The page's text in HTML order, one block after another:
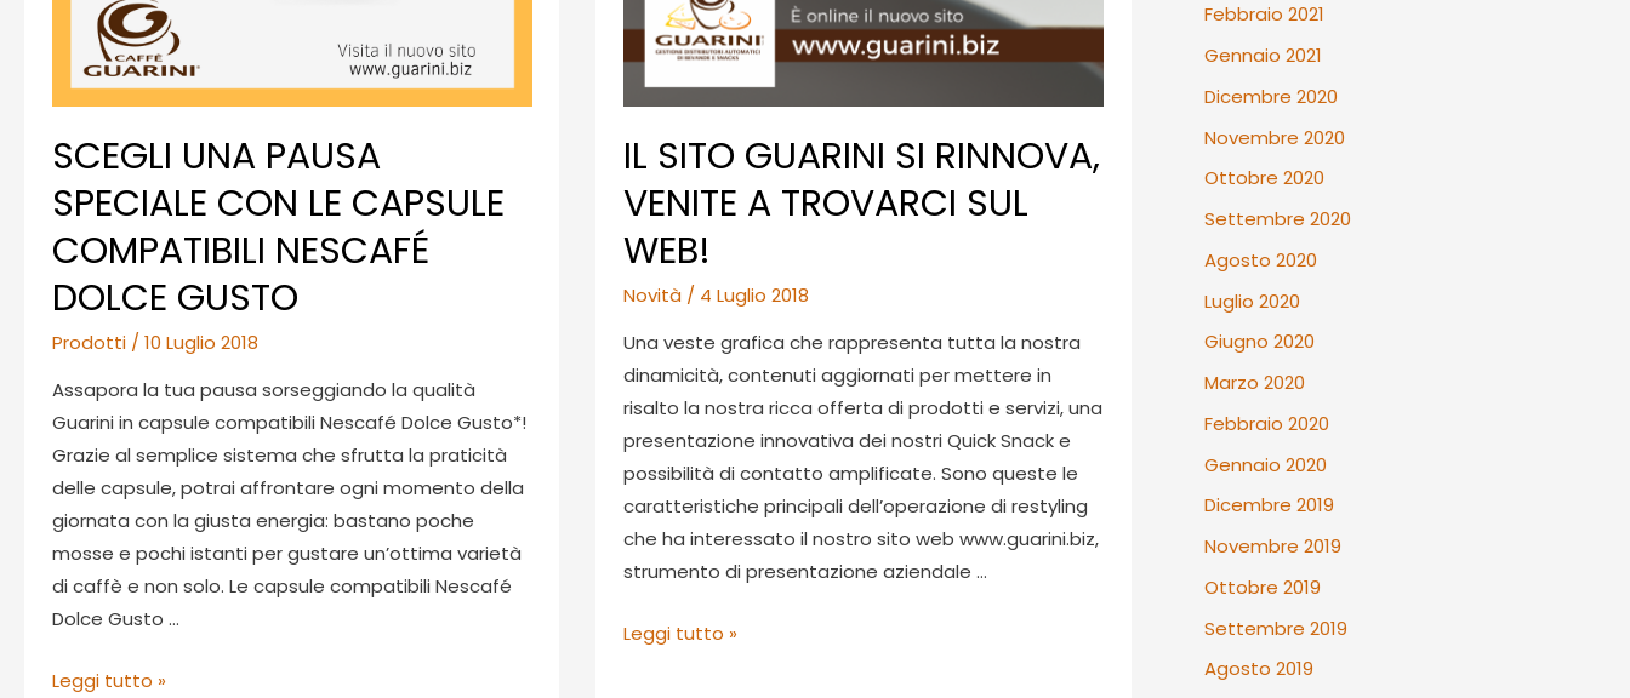
SCEGLI UNA PAUSA
SPECIALE CON LE CAPSULE
COMPATIBILI NESCAFÉ
DOLCE GUSTO
Prodotti/ 10 Luglio 2018
Assapora la tua pausa sorseggiando la qualità
Guarini in capsule compatibili Nescafé Dolce Gusto*!
Grazie al semplice sistema che sfrutta la praticità
delle capsule, potrai affrontare ogni momento della
giornata con la giusta energia: bastano poche
mosse e pochi istanti per gustare un’ottima varietà
di caffè e non solo. Le capsule compatibili Nescafé
Dolce Gusto …
SCEGLI
Leggi tutto »
IL SITO GUARINI SI RINNOVA,
VENITE A TROVARCI SUL
WEB!
Novità / 4 Luglio 2018
Una veste grafica che rappresenta tutta la nostra
dinamicità, contenuti aggiornati per mettere in
risalto la nostra ricca offerta di prodotti e servizi, una
presentazione innovativa dei nostri Quick Snack e
possibilità di contatto amplificate. Sono queste le
caratteristiche principali dell’operazione di restyling
che ha interessato il nostro sito web www.guarini.biz,
strumento di presentazione aziendale …
IL
Leggi tutto »
Febbraio 2021
Gennaio 2021
Dicembre 2020
Novembre 2020
Ottobre 2020
Settembre 2020
Agosto 2020
Luglio 2020
Giugno 2020
Marzo 2020
Febbraio 2020
Gennaio 2020
Dicembre 2019
Novembre 2019
Ottobre 2019
Settembre 2019
Agosto 2019